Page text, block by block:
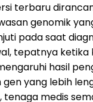
terbaru
genomik
pada saat
tepatnya ketika
hasil
gen yang lebih
medis